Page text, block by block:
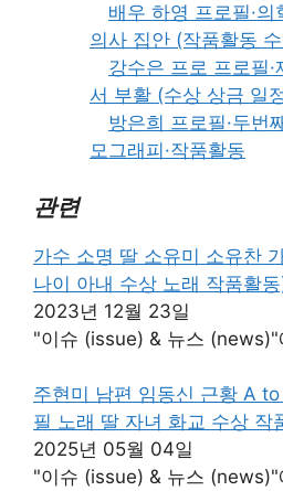
배우 하영 프로필·
의사 집안 (작품활동
강수은 프로 프로필
서 부활 (수상 상금 일
방은희 프로필·두번
모그래피·작품활동
관련
가수 소명 딸 소유미 소유찬
나이 아내 수상 노래 작품활
2023년 12월 23일
"이슈 (issue) & 뉴스 (news)"
주현미 남편 임동신 근황 A
필 노래 딸 자녀 화교 수상 작
2025년 05월 04일
"이슈 (issue) & 뉴스 (news)"